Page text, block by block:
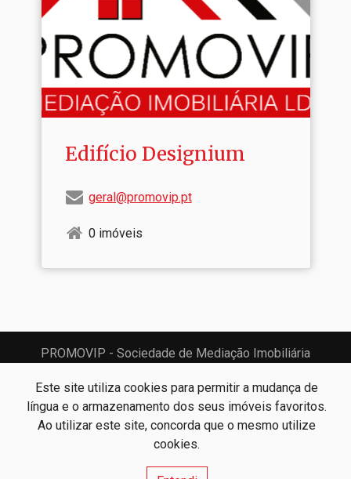
Este site utiliza cookies para permitir a mudança de
língua e o armazenamento dos seus imóveis favoritos.
Ao utilizar este site, concorda que o mesmo utilize
cookies.
Edifício Designium
geral@promovip.pt
0 imóveis
PROMOVIP - Sociedade de Mediação Imobiliária
15670
Centros de Resolução de Litígios
Política de Privacidade